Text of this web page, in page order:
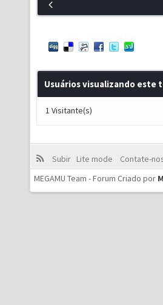
Usuários visualizando este
1 Visitante(s)
Subir Lite mode
Contate-
MEGAMU Team - Forum Criado por